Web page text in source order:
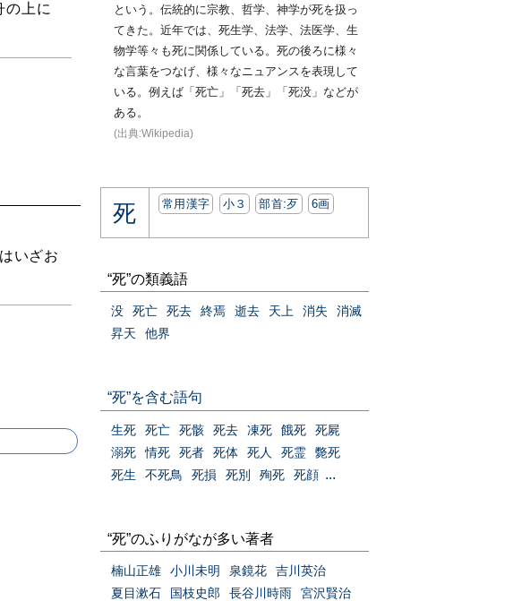
の上に
いざお
という。伝統的に宗教、哲学、神学が死を扱っ
てきた。近年では、死生学、法学、法医学、生
物学等々も死に関係している。死の後ろに様々
な言葉をつなげ、様々なニュアンスを表現して
いる。例えば「死亡」「死去」「死没」などが
ある。
(出典:Wikipedia)
死 常用漢字 小３ 部首:⽍ 6画
“死”の類義語
没 死亡 死去 終焉 逝去 天上 消失
消滅
昇天
他界
“死”を含む語句
生死 死亡 死骸 死去 凍死 餓死
死屍
溺死
情死 死者 死体 死人 死霊
斃死
死生
不死鳥 死損 死別 殉死 死顔 ...
“死”のふりがなが多い著者
楠山正雄 小川未明 泉鏡花
吉川英治
夏目漱石
国枝史郎 長谷川時雨 宮沢賢治